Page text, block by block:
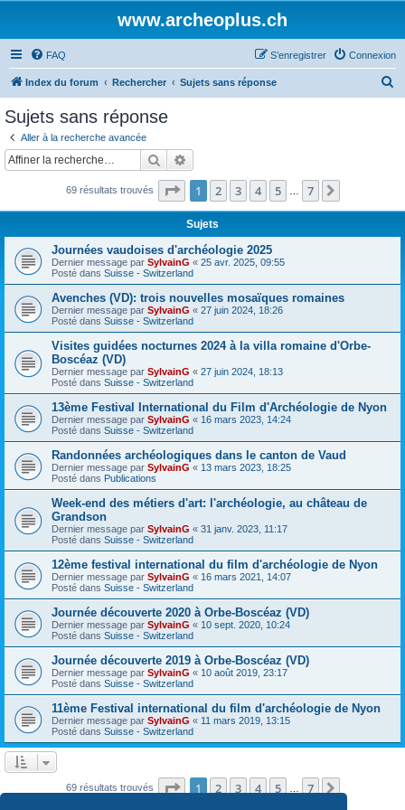
www.archeoplus.ch
FAQ Connexion
S’enregistrer
Index du forum Rechercher Sujets sans réponse
c
Sujets sans réponse
Aller à la recherche avancée
Rechercher
69 résultats trouvés Page 1sur7
1 2 3 4 5 7
Sujets
Journées vaudoises d'archéologie 2025
Dernier message par SylvainG « 25 avr. 2025, 09:55
Posté dans Suisse - Switzerland
Avenches (VD): trois nouvelles mosaïques romaines
Dernier message par SylvainG « 27 juin 2024, 18:26
Posté dans Suisse - Switzerland
Visites guidées nocturnes 2024 à la villa romaine d'Orbe-
Boscéaz (VD)
Dernier message par SylvainG « 27 juin 2024, 18:13
Posté dans Suisse - Switzerland
13ème Festival International du Film d'Archéologie de Nyon
Dernier message par SylvainG « 16 mars 2023, 14:24
Posté dans Suisse - Switzerland
Randonnées archéologiques dans le canton de Vaud
Dernier message par SylvainG « 13 mars 2023, 18:25
Posté dans Publications
Week-end des métiers d'art: l'archéologie, au château de
Grandson
Dernier message par SylvainG « 31 janv. 2023, 11:17
Posté dans Suisse - Switzerland
12ème festival international du film d'archéologie de Nyon
Dernier message par SylvainG « 16 mars 2021, 14:07
Posté dans Suisse - Switzerland
Journée découverte 2020 à Orbe-Boscéaz (VD)
Dernier message par SylvainG « 10 sept. 2020, 10:24
Posté dans Suisse - Switzerland
Journée découverte 2019 à Orbe-Boscéaz (VD)
Dernier message par SylvainG « 10 août 2019, 23:17
Posté dans Suisse - Switzerland
11ème Festival international du film d'archéologie de Nyon
Dernier message par SylvainG « 11 mars 2019, 13:15
Posté dans Suisse - Switzerland
69 résultats trouvés Page 1sur7
1 2 3 4 5 7